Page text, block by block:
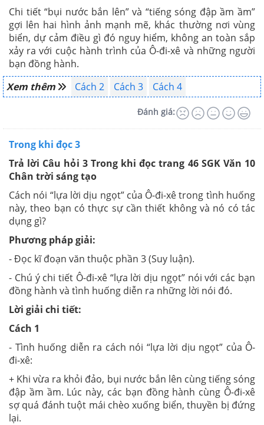
Chi tiết “bụi nước bắn lên” và “tiếng sóng đập ầm ầm”
gợi lên hai hình ảnh mạnh mẽ, khác thường nơi vùng
biển, dự cảm điều gì đó nguy hiểm, không an toàn sắp
xảy ra với cuộc hành trình của Ô-đi-xê và những người
bạn đồng hành.
Xem thêm
Cách 2 Cách 3 Cách 4
Đánh giá:
Trong khi đọc 3
Trả lời Câu hỏi 3 Trong khi đọc trang 46 SGK Văn 10
Chân trời sáng tạo
Cách nói “lựa lời dịu ngọt” của Ô-đi-xê trong tình huống
này, theo bạn có thực sự cần thiết không và nó có tác
dụng gì?
Phương pháp giải:
- Đọc kĩ đoạn văn thuộc phần 3 (Suy luận).
- Chú ý chi tiết Ô-đi-xê “lựa lời dịu ngọt” nói với các bạn
đồng hành và tình huống diễn ra những lời nói đó.
Lời giải chi tiết:
Cách 1
- Tình huống diễn ra cách nói “lựa lời dịu ngọt” của Ô-
đi-xê:
+ Khi vừa ra khỏi đảo, bụi nước bắn lên cùng tiếng sóng
đập ầm ầm. Lúc này, các bạn đồng hành cùng Ô-đi-xê
sợ quá đánh tuột mái chèo xuống biển, thuyền bị đứng
lại.